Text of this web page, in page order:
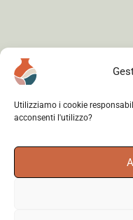
Utilizziamo i cookie
acconsenti l'utilizzo?